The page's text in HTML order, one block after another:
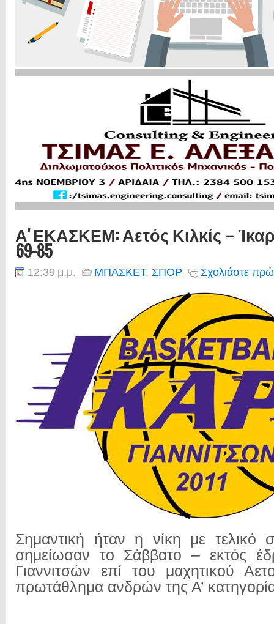
Α' ΕΚΑΣΚΕΜ: Αετός Κιλκίς –
69-85
12:39 μ.μ. ΜΠΑΣΚΕΤ, ΣΠΟΡ Σχολιάστε
Σημαντική ήταν η νίκη με
σημείωσαν το Σάββατο – εκτός
Γιαννιτσών επί του μαχητικού
πρωτάθλημα ανδρών της Α’